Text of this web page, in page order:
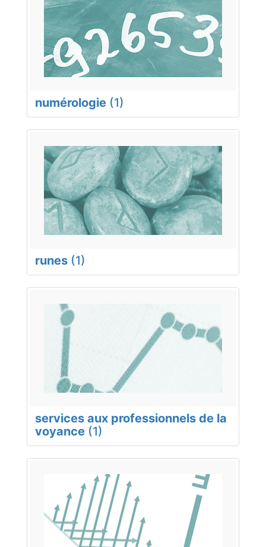
numérologie (1)
runes (1)
services aux professionnels de la
voyance (1)